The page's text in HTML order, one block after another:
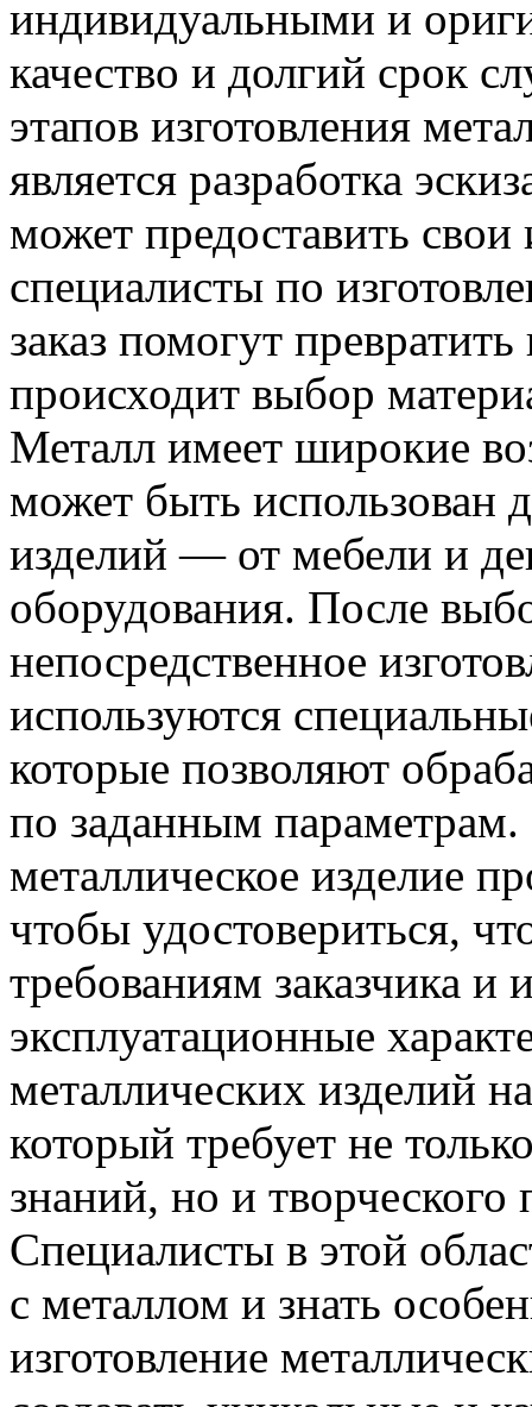
индивидуальными и
качество и долгий срок
этапов изготовления
является разработка
может предоставить
специалисты по
заказ помогут
происходит выбор
Металл имеет широкие
может быть использован
изделий — от мебели и
оборудования. После
непосредственное
используются
которые позволяют
по заданным параметрам.
металлическое изделие
чтобы удостовериться,
требованиям заказчика и
эксплуатационные
металлических изделий
который требует не
знаний, но и
Специалисты в этой
с металлом и знать
изготовление